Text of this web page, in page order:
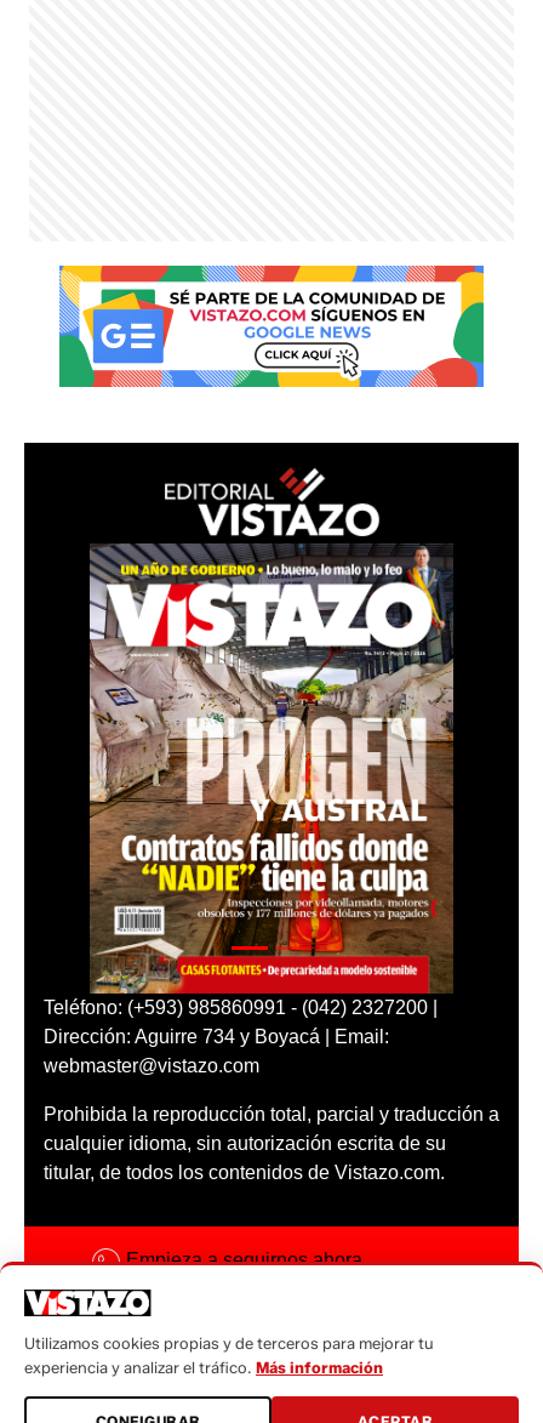
Teléfono: (+593) 985860991 - (042) 2327200 |
Dirección: Aguirre 734 y Boyacá | Email:
webmaster@vistazo.com
Prohibida la reproducción total, parcial y traducción a
cualquier idioma, sin autorización escrita de su
titular, de todos los contenidos de Vistazo.com.
Empieza a seguirnos ahora
Código ética
Sugerencias a:
Utilizamos cookies propias y de terceros para mejorar tu
experiencia y analizar el tráfico. Más información